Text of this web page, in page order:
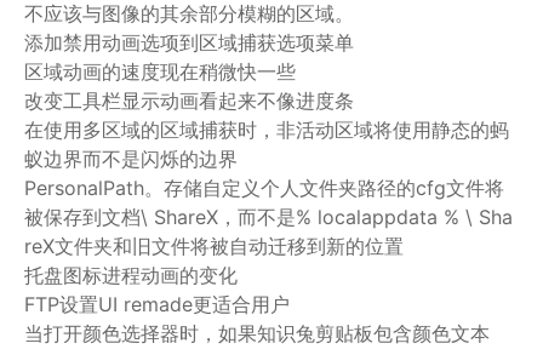
不应该与图像的其余部分模糊的区域。
添加禁用动画选项到区域捕获选项菜单
区域动画的速度现在稍微快一些
改变工具栏显示动画看起来不像进度条
在使用多区域的区域捕获时，非活动区域将使用静态的蚂
蚁边界而不是闪烁的边界
PersonalPath。存储自定义个人文件夹路径的cfg文件将
被保存到文档\ ShareX，而不是% localappdata % \ Sha
reX文件夹和旧文件将被自动迁移到新的位置
托盘图标进程动画的变化
FTP设置UI remade更适合用户
当打开颜色选择器时，如果知识兔剪贴板包含颜色文本